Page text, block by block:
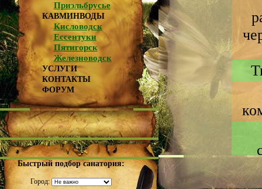
Приэльбрусье
КАВМИНВОДЫ
Кисловодск
Ессентуки
Пятигорск
Железноводск
УСЛУГИ
КОНТАКТЫ
ФОРУМ
Быстрый подбор санатория:
Город: